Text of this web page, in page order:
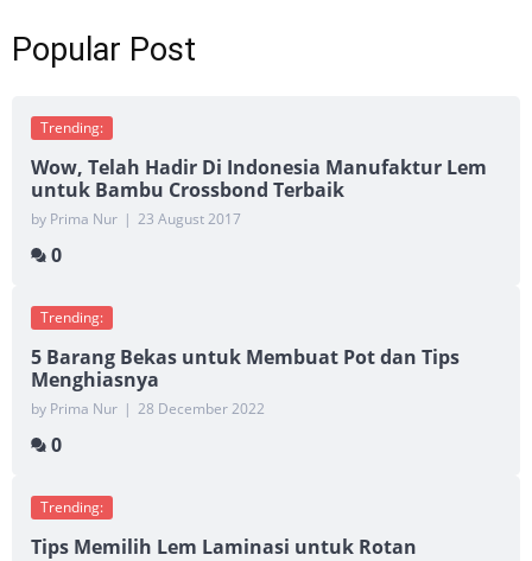
Popular Post
Trending:
Wow, Telah Hadir Di Indonesia Manufaktur Lem
untuk Bambu Crossbond Terbaik
by Prima Nur | 23 August 2017
0
Trending:
5 Barang Bekas untuk Membuat Pot dan Tips
Menghiasnya
by Prima Nur | 28 December 2022
0
Trending:
Tips Memilih Lem Laminasi untuk Rotan